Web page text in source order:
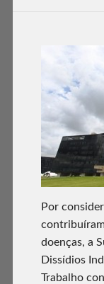
Por
doenças, a
Dissídios
Trabalho